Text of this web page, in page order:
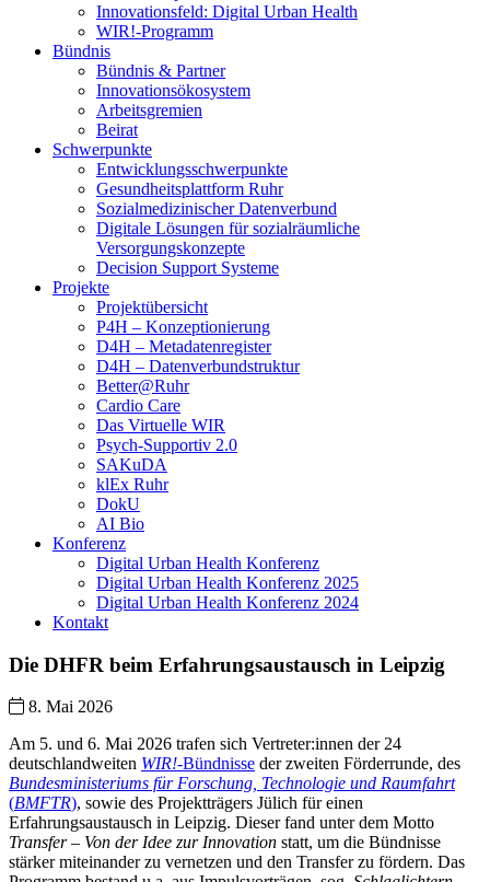
Innovationsfeld: Digital Urban Health
WIR!-Programm
Bündnis
Bündnis & Partner
Innovationsökosystem
Arbeitsgremien
Beirat
Schwerpunkte
Entwicklungsschwerpunkte
Gesundheitsplattform Ruhr
Sozialmedizinischer Datenverbund
Digitale Lösungen für sozialräumliche
Versorgungskonzepte
Decision Support Systeme
Projekte
Projektübersicht
P4H – Konzeptionierung
D4H – Metadatenregister
D4H – Datenverbundstruktur
Better@Ruhr
Cardio Care
Das Virtuelle WIR
Psych-Supportiv 2.0
SAKuDA
klEx Ruhr
DokU
AI Bio
Konferenz
Digital Urban Health Konferenz
Digital Urban Health Konferenz 2025
Digital Urban Health Konferenz 2024
Kontakt
Die DHFR beim Erfahrungsaustausch in Leipzig
8. Mai 2026
Am 5. und 6. Mai 2026 trafen sich Vertreter:innen der 24
deutschlandweiten WIR!-Bündnisse der zweiten Förderrunde, des
Bundesministeriums für Forschung, Technologie und Raumfahrt
(BMFTR), sowie des Projektträgers Jülich für einen
Erfahrungsaustausch in Leipzig. Dieser fand unter dem Motto
Transfer – Von der Idee zur Innovation statt, um die Bündnisse
stärker miteinander zu vernetzen und den Transfer zu fördern. Das